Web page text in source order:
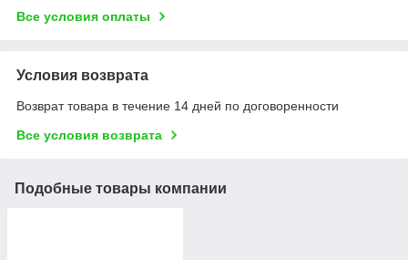
Все условия оплаты
Условия возврата
Возврат товара в течение 14 дней по договоренности
Все условия возврата
Подобные товары компании